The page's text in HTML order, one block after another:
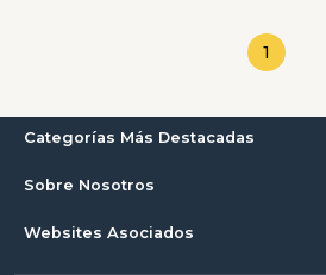
1
Categorías Más Destacadas
Sobre Nosotros
Websites Asociados